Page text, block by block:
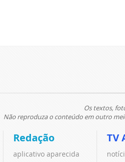
Os textos,
Não reproduza o conteúdo em outro
Redação
aplicativo aparecida
TV